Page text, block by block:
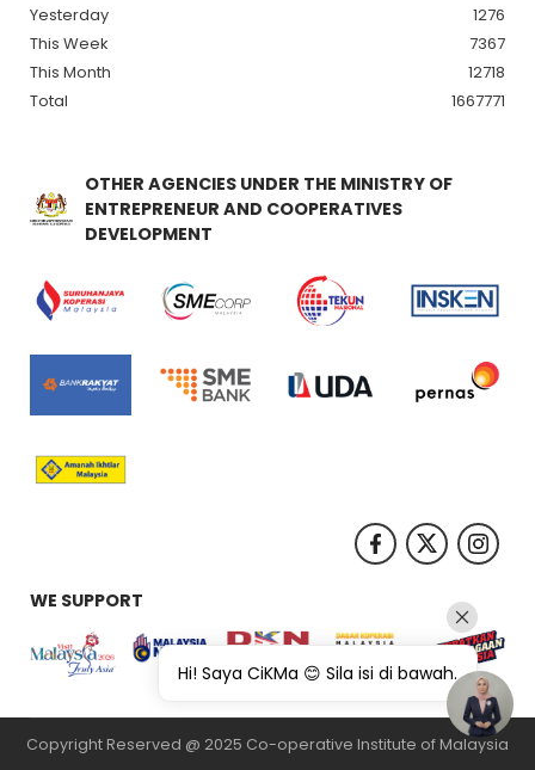
Yesterday
1276
This Week
7367
This Month
12718
Total
1667771
OTHER AGENCIES UNDER THE MINISTRY OF
ENTREPRENEUR AND COOPERATIVES
DEVELOPMENT
WE SUPPORT
Copyright Reserved @ 2025 Co-operative Institute of Malaysia
Hi! Saya CiKMa 😊 Sila isi di bawah.